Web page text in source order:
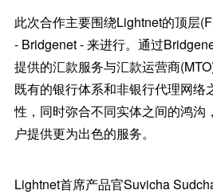
此次合作主要围绕Lightnet的顶层
- Bridgenet - 来进行。通过
提供的汇款服务与汇款运营商
既有的银行体系和非银行代理网络
性，同时弥合不同实体之间的鸿沟
户提供更为出色的服务。
Lightnet首席产品官Suvicha